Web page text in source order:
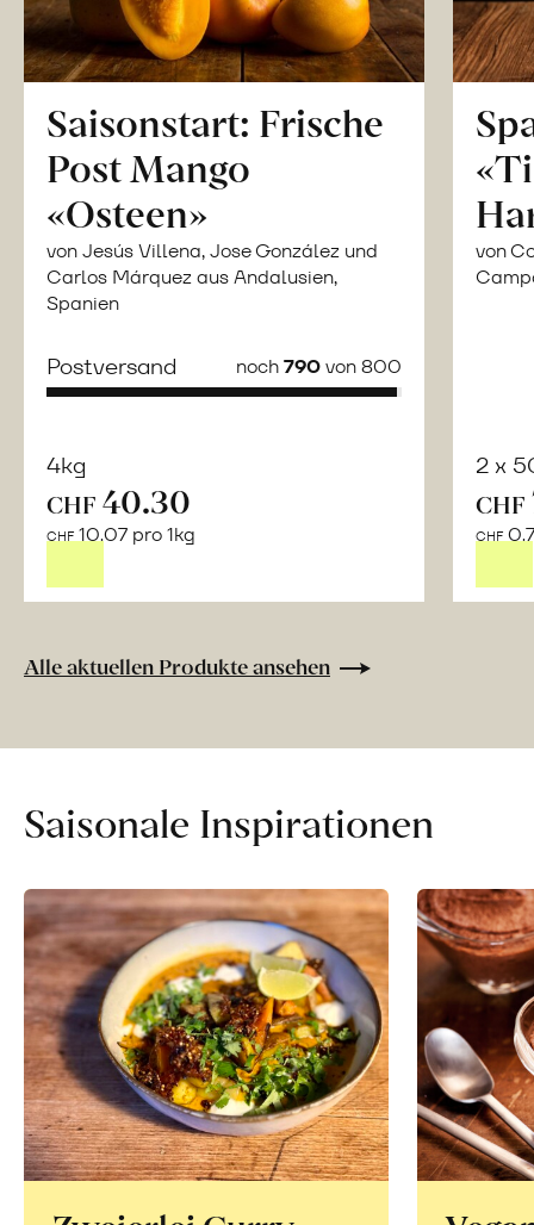
Saisonstart: Frische
Post Mango
«Osteen»
von Jesús Villena, Jose González und
Carlos Márquez aus Andalusien,
Spanien
Postversand noch790von 800
4kg
CHF 40.30
CHF 10.07 pro 1kg
Bio-
ohne
ab
erfahren
von
2 x
CHF
CHF
Alle aktuellen Produkte ansehen
Saisonale Inspirationen